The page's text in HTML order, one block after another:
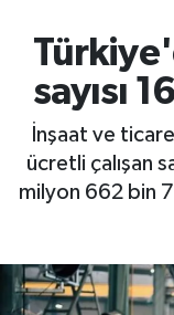
sayısı
İnşaat ve
ücretli çalışan
milyon 662 bin
Kültür &
Teknoloji
Bilim
Genel
Bilim,